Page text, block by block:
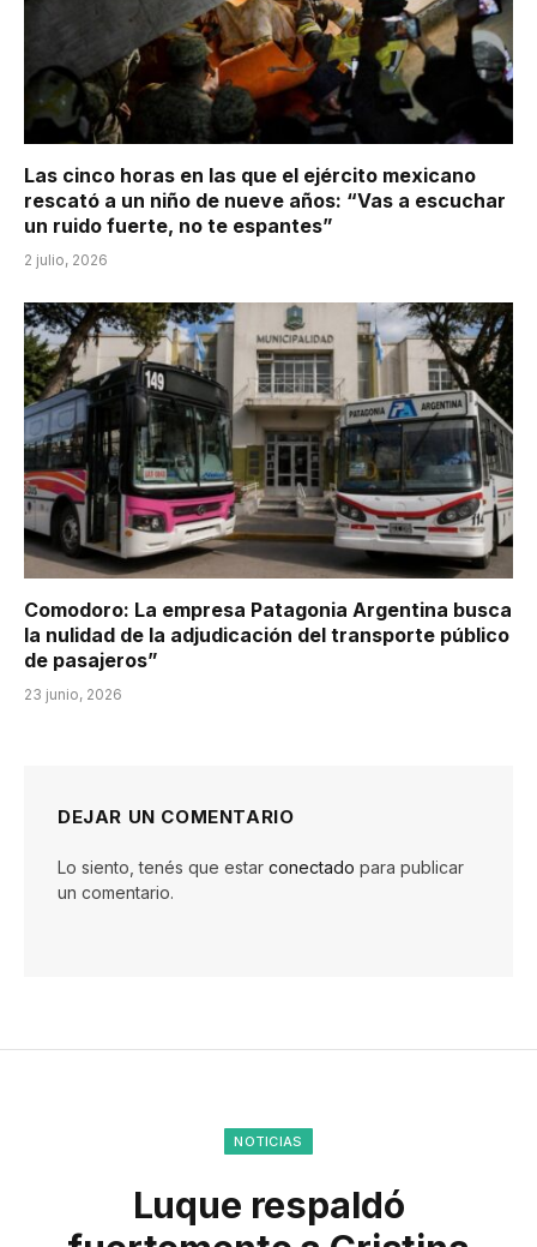
Las cinco horas en las que el ejército mexicano
rescató a un niño de nueve años: “Vas a escuchar
un ruido fuerte, no te espantes”
2 julio, 2026
Comodoro: La empresa Patagonia Argentina busca
la nulidad de la adjudicación del transporte público
de pasajeros”
23 junio, 2026
DEJAR UN COMENTARIO
Lo siento, tenés que estar conectado para publicar
un comentario.
NOTICIAS
Luque respaldó